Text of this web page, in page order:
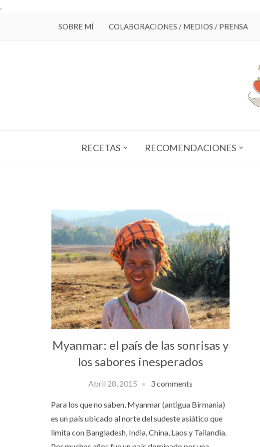
.
SOBRE MÍ COLABORACIONES / MEDIOS / PRENSA
RECETAS RECOMENDACIONES
Myanmar: el país de las sonrisas y
los sabores inesperados
Abril 28, 2015 3 comments
Para los que no saben, Myanmar (antigua Birmania)
es un país ubicado al norte del sudeste asiático que
limita con Bangladesh, India, China, Laos y Tailandia.